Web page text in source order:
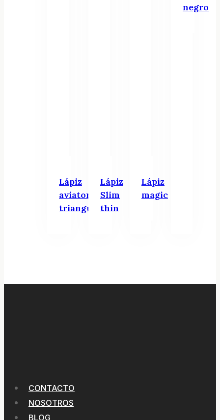
Lápiz
aviator
triangular
Lápiz
Slim
thin
Lápiz
magic
negro
CONTACTO
NOSOTROS
BLOG